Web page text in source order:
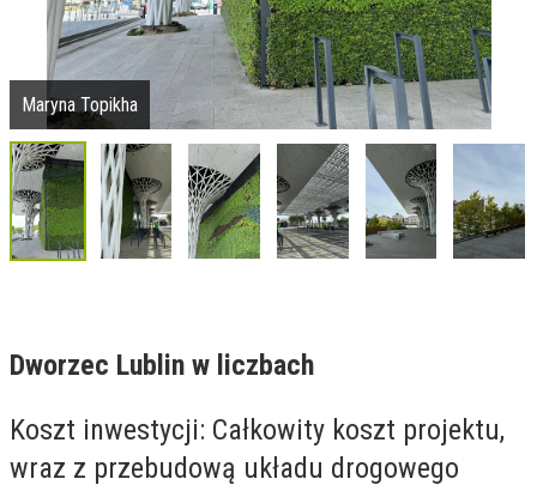
Maryna Topikha
Dworzec Lublin w liczbach
Koszt inwestycji: Całkowity koszt projektu,
wraz z przebudową układu drogowego